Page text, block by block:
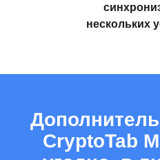
нескольких
CryptoTab